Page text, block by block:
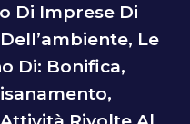
Di Imprese Di
Le
Di: Bonifica,